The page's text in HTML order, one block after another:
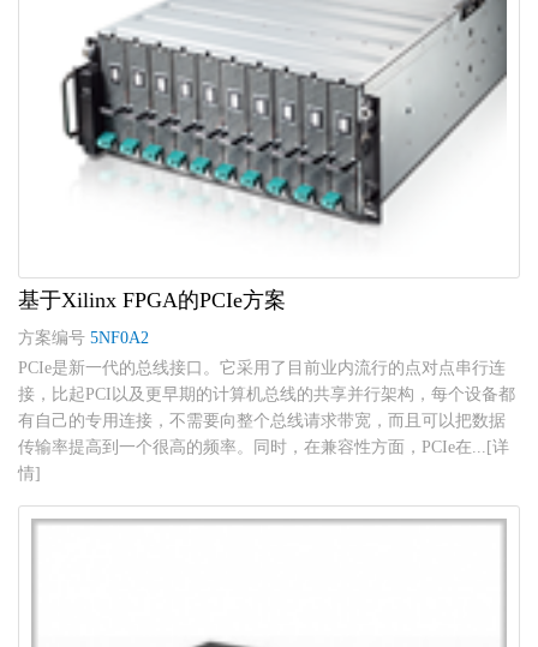
基于Xilinx FPGA的PCIe方案
方案编号 5NF0A2
PCIe是新一代的总线接口。它采用了目前业内流行的点对点串行连
接，比起PCI以及更早期的计算机总线的共享并行架构，每个设备都
有自己的专用连接，不需要向整个总线请求带宽，而且可以把数据
传输率提高到一个很高的频率。同时，在兼容性方面，PCIe在...[详
情]